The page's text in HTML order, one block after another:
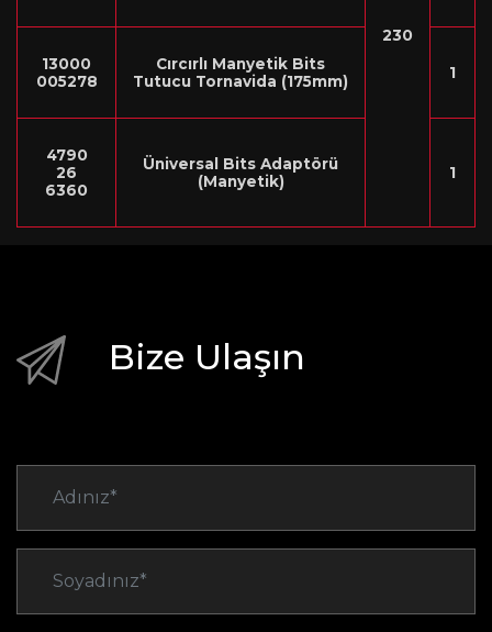
230
13000
005278
Cırcırlı Manyetik Bits
Tutucu Tornavida (175mm)
1
4790
26
6360
Üniversal Bits Adaptörü
(Manyetik)
1
Bize Ulaşın